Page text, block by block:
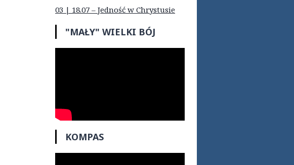
03 | 18.07 – Jedność w Chrystusie
"MAŁY" WIELKI BÓJ
KOMPAS